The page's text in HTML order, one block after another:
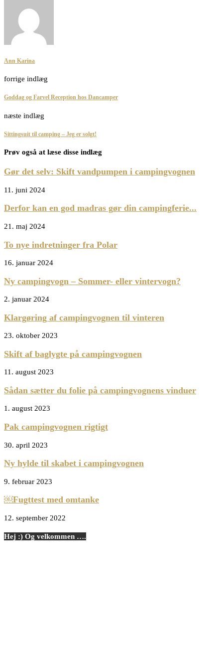
Ann Karina
forrige indlæg
Goddag og Farvel Reception hos Dancamper
næste indlæg
Sittingsuit til camping – Jeg er solgt!
Prøv også at læse disse indlæg
Gør det selv: Skift vandpumpen i campingvognen
11. juni 2024
Derfor kan en god madras gør din campingferie...
21. maj 2024
To nye indretninger fra Polar
16. januar 2024
Ny campingvogn – Sommer- eller vintervogn?
2. januar 2024
Klargøring af campingvognen til vinteren
23. oktober 2023
Skift af baglygte på campingvognen
11. august 2023
Sådan sætter du folie på campingvognens vinduer
1. august 2023
Pak campingvognen rigtigt
30. april 2023
Ny hylde til skabet i campingvognen
9. februar 2023
￼Fugttest med omtanke
12. september 2022
Hej :) Og velkommen ….